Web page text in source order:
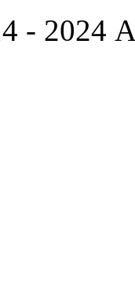
- 2024